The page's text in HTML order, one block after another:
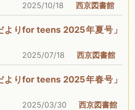
2025/10/18 西京図書館
よりfor teens 2025年夏号」
2025/07/18 西京図書館
よりfor teens 2025年春号」
2025/03/30 西京図書館